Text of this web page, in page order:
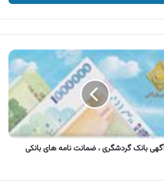
بانک گردشگری ، ضمانت نامه های بانکی